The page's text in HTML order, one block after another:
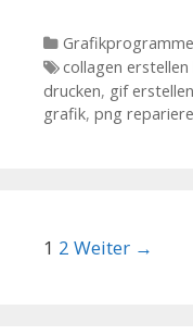
Kategorien
Grafikprogramme
Tags
collagen
drucken, gif erstellen
grafik, png
Beitrags-
1 2 Weiter →